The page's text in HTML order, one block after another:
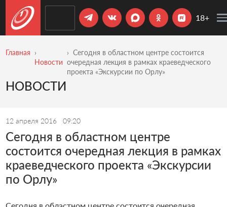
18+
Главная
Новости
Сегодня в областном центре состоится
очередная лекция в рамках краеведческого
проекта «Экскурсии по Орлу»
НОВОСТИ
12 апреля 2016 09:20
Сегодня в областном центре
состоится очередная лекция в рамках
краеведческого проекта «Экскурсии
по Орлу»